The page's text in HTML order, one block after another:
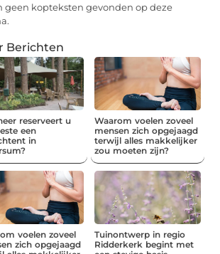
geen kopteksten gevonden op deze
Berichten
reserveert u
een
in
Waarom voelen zoveel
mensen zich opgejaagd
terwijl alles makkelijker
zou moeten zijn?
voelen zoveel
zich opgejaagd
Tuinontwerp in regio
Ridderkerk begint met